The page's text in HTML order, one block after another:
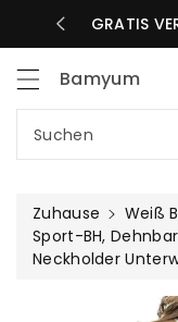
TAG GRATIS
Bamyum
Suchen
Zuhause
Weiß
Sport-BH,
Neckholder